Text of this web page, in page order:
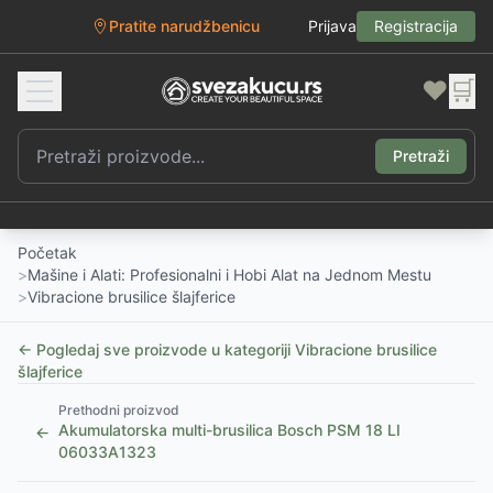
Pratite narudžbenicu Prijava Registracija
❤️ 🛒
Pretraži
Početak
>Mašine i Alati: Profesionalni i Hobi Alat na Jednom Mestu
>Vibracione brusilice šlajferice
← Pogledaj sve proizvode u kategoriji Vibracione brusilice
šlajferice
←
Prethodni proizvod
Akumulatorska multi-brusilica Bosch PSM 18 LI
06033A1323